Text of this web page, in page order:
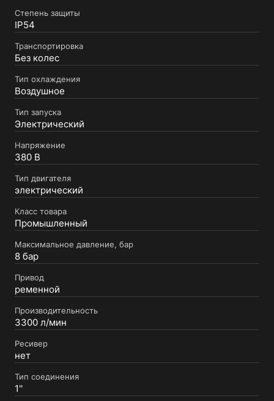
Степень защиты
IP54
Транспортировка
Без колес
Тип охлаждения
Воздушное
Тип запуска
Электрический
Напряжение
380 В
Тип двигателя
электрический
Класс товара
Промышленный
Максимальное давление, бар
8 бар
Привод
ременной
Производительность
3300 л/мин
Ресивер
нет
Тип соединения
1''